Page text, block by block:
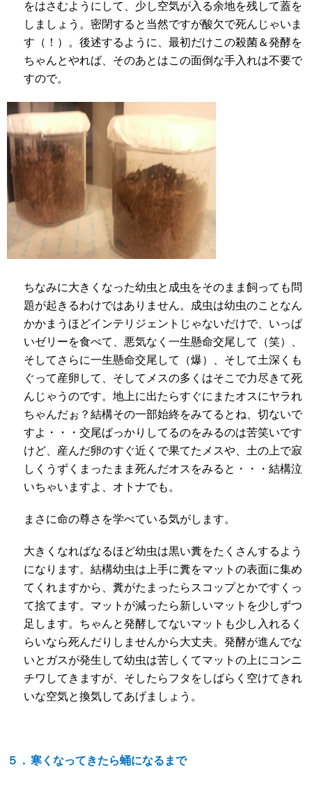
をはさむようにして、少し空気が入る余地を残して蓋を
しましょう。密閉すると当然ですが酸欠で死んじゃいま
す（！）。後述するように、最初だけこの殺菌＆発酵を
ちゃんとやれば、そのあとはこの面倒な手入れは不要で
すので。
ちなみに大きくなった幼虫と成虫をそのまま飼っても問
題が起きるわけではありません。成虫は幼虫のことなん
かかまうほどインテリジェントじゃないだけで、いっぱ
いゼリーを食べて、悪気なく一生懸命交尾して（笑）、
そしてさらに一生懸命交尾して（爆）、そして土深くも
ぐって産卵して、そしてメスの多くはそこで力尽きて死
んじゃうのです。地上に出たらすぐにまたオスにヤラれ
ちゃんだぉ？結構その一部始終をみてるとね、切ないで
すよ・・・交尾ばっかりしてるのをみるのは苦笑いです
けど、産んだ卵のすぐ近くで果てたメスや、土の上で寂
しくうずくまったまま死んだオスをみると・・・結構泣
いちゃいますよ、オトナでも。
まさに命の尊さを学べている気がします。
大きくなればなるほど幼虫は黒い糞をたくさんするよう
になります。結構幼虫は上手に糞をマットの表面に集め
てくれますから、糞がたまったらスコップとかですくっ
て捨てます。マットが減ったら新しいマットを少しずつ
足します。ちゃんと発酵してないマットも少し入れるく
らいなら死んだりしませんから大丈夫。発酵が進んでな
いとガスが発生して幼虫は苦しくてマットの上にコンニ
チワしてきますが、そしたらフタをしばらく空けてきれ
いな空気と換気してあげましょう。
５． 寒くなってきたら蛹になるまで